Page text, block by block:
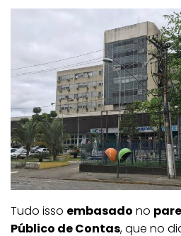
Tudo isso embasado no
Público de Contas, que no